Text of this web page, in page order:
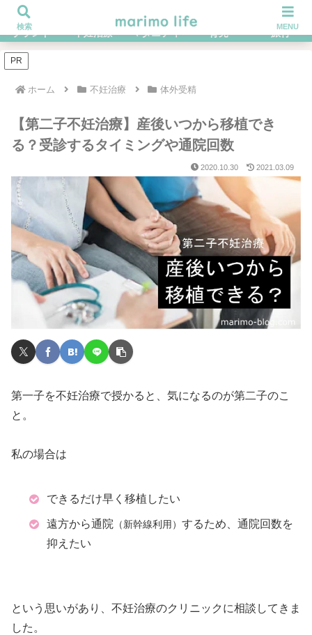
ブランド 不妊治療 マタニティ 育児 旅行
PR
ホーム 不妊治療 体外受精
【第二子不妊治療】産後いつから移植でき
る？受診するタイミングや通院回数
2020.10.30 2021.03.09
第一子を不妊治療で授かると、気になるのが第二子のこ
と。
私の場合は
できるだけ早く移植したい
遠方から通院 （新幹線利用） するため、通院回数を
抑えたい
という思いがあり、不妊治療のクリニックに相談してきま
した。
検索 MENU